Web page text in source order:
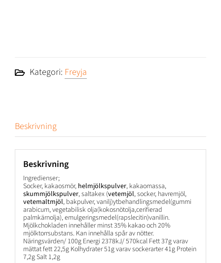
Kategori: Freyja
Beskrivning
Beskrivning
Ingredienser;
Socker, kakaosmör, helmjölkspulver, kakaomassa,
skummjölkspulver, saltakex (vetemjöl, socker, havremjöl,
vetemaltmjöl, bakpulver, vanilj)ytbehandlingsmedel(gummi
arabicum, vegetabilisk olja(kokosnötolja,cerifierad
palmkärnolja), emulgeringsmedel(rapslecitin)vanillin.
Mjölkchokladen innehåller minst 35% kakao och 20%
mjölktorrsubstans. Kan innehålla spår av nötter.
Näringsvärden/ 100g Energi 2378kJ/ 570kcal Fett 37g varav
mättat fett 22,5g Kolhydrater 51g varav sockerarter 41g Protein
7,2g Salt 1,2g